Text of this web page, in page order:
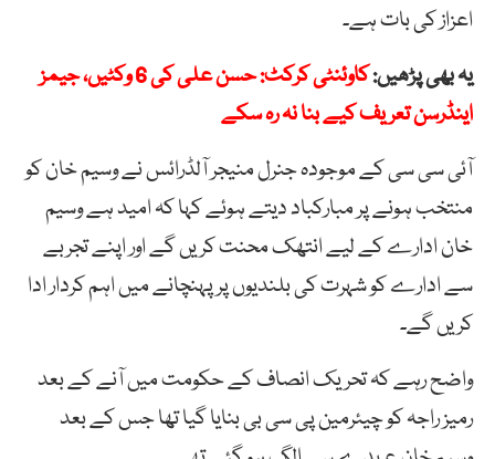
اعزاز کی بات ہے۔
یہ بھی پڑھیں:
کاوئنٹی کرکٹ: حسن علی کی 6 وکٹیں، جیمز
اینڈرسن تعریف کیے بنا نہ رہ سکے
آئی سی سی کے موجودہ جنرل منیجر آلڈرائس نے وسیم خان کو
منتخب ہونے پر مبارکباد دیتے ہوئے کہا کہ امید ہے وسیم
خان ادارے کے لیے انتھک محنت کریں گے اور اپنے تجربے
سے ادارے کو شہرت کی بلندیوں پر پہنچانے میں اہم کردار ادا
کریں گے۔
واضح رہے کہ تحریک انصاف کے حکومت میں آنے کے بعد
رمیز راجہ کو چیئرمین پی سی بی بنایا گیا تھا جس کے بعد